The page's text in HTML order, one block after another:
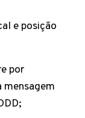
e posição
por
mensagem